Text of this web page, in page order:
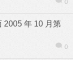
0
2005 年 10 月第
0